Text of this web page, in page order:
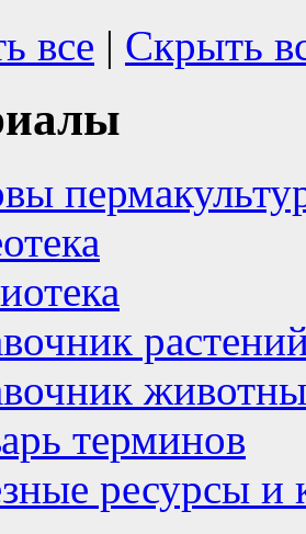
все | Скрыть
терминов
ресурсы и